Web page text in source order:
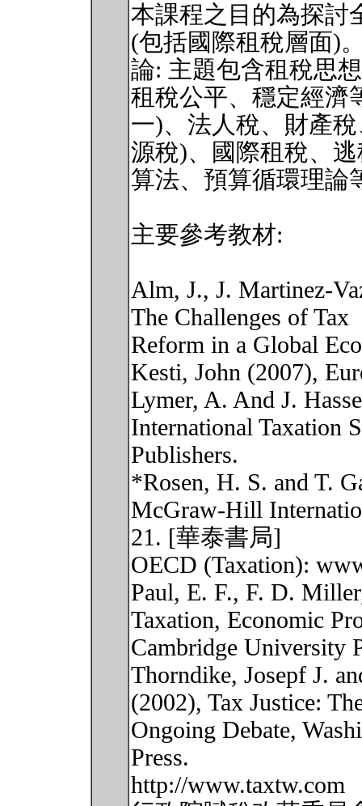
本課程之目的為探討
(包括國際租稅層面)
論: 主題包含租稅思
租稅公平、穩定經濟
一)、法人稅、財產
源稅)、國際租稅、
算法、預算循環理論
主要參考教材:
Alm, J., J. Martinez-
The Challenges of Tax
Reform in a Global
Kesti, John (2007),
Lymer, A. And J.
International Taxation
Publishers.
*Rosen, H. S. and T.
McGraw-Hill
21. [華泰書局]
OECD (Taxation):
Paul, E. F., F. D.
Taxation, Economic
Cambridge University
Thorndike, Josepf J.
(2002), Tax Justice:
Ongoing Debate,
Press.
http://www.taxtw.com